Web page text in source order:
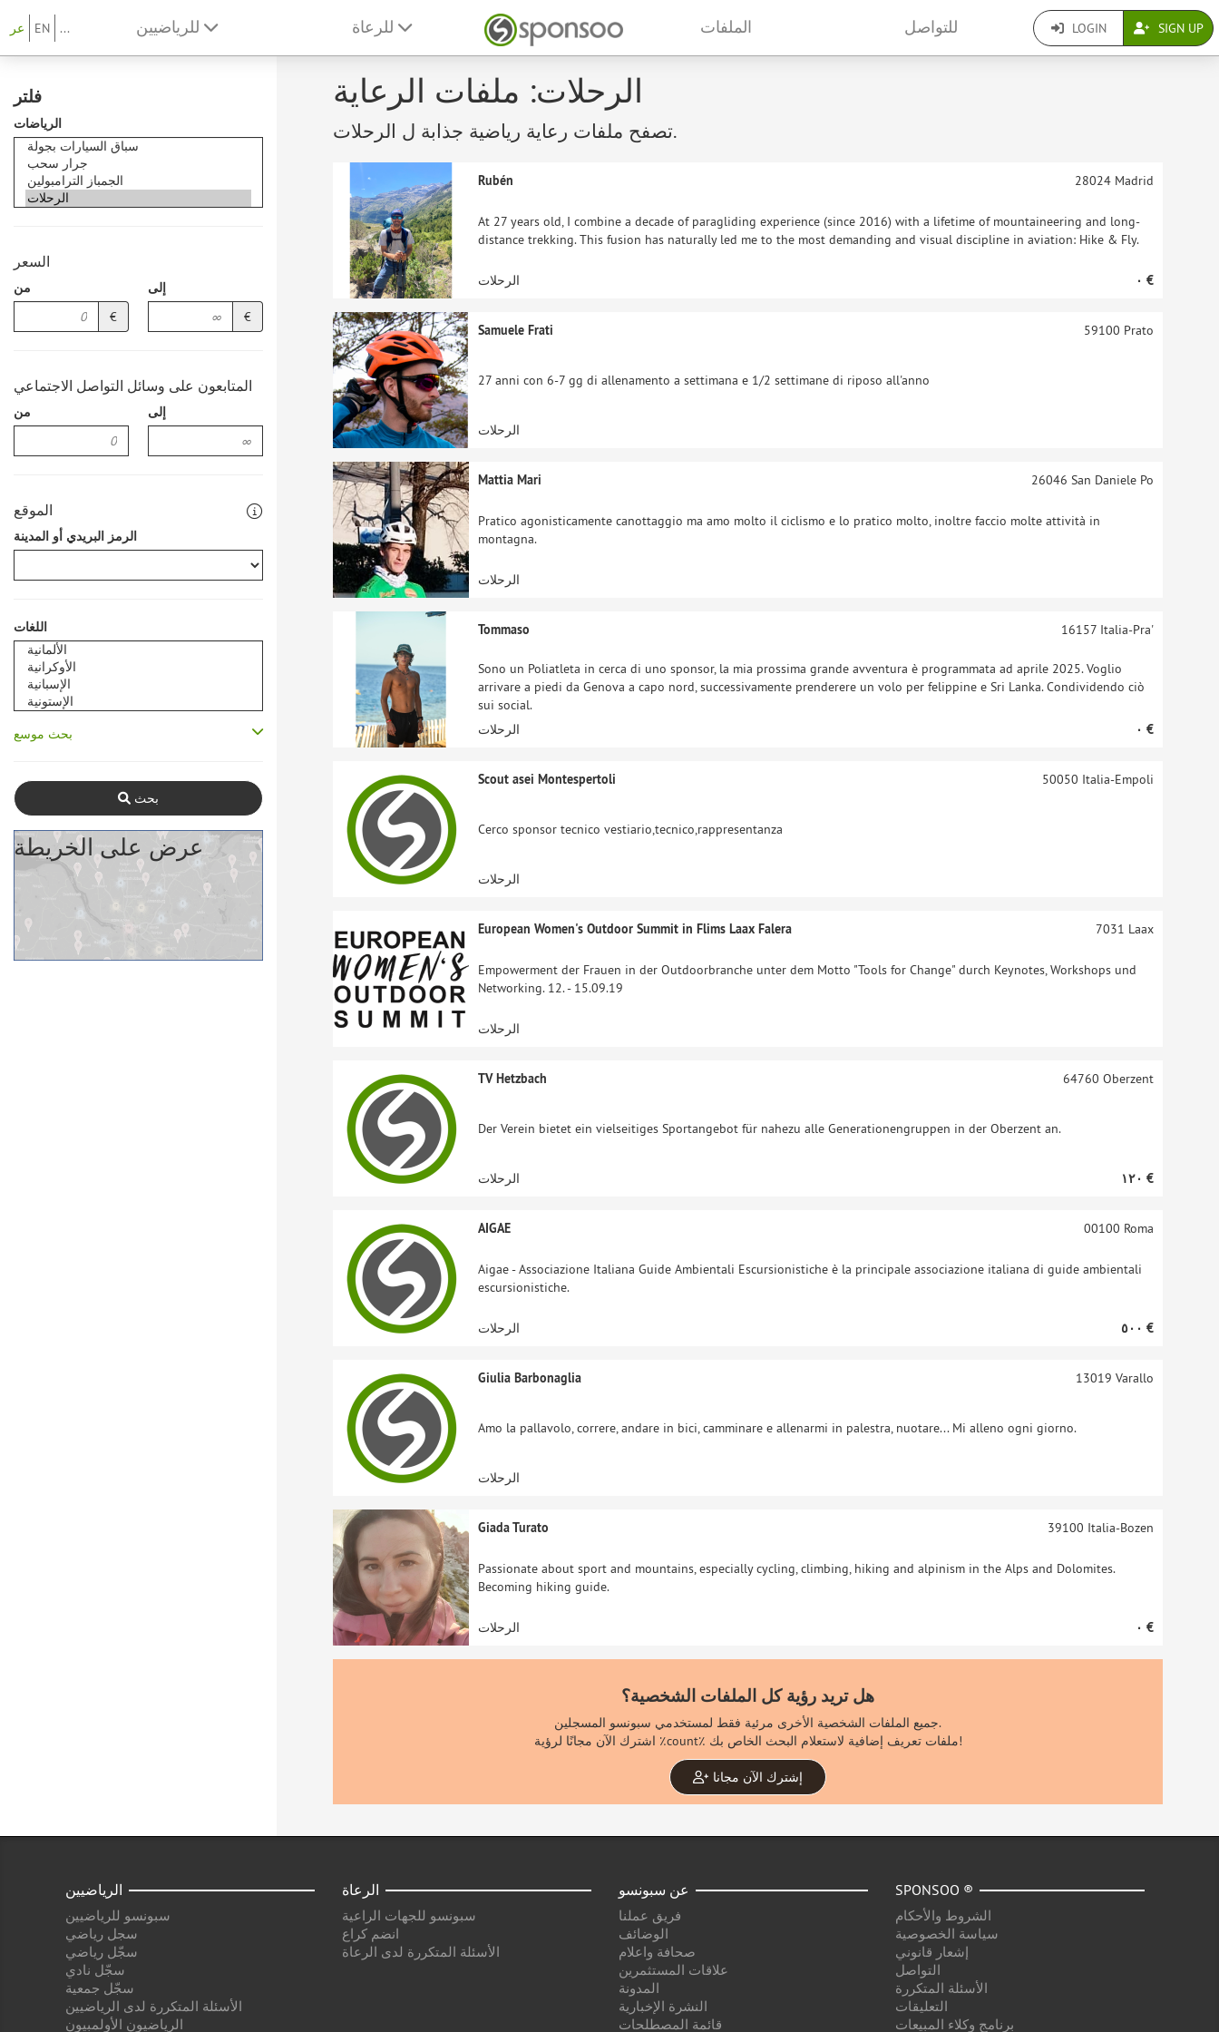
عر EN ... الملفات للتواصل LOGIN SIGN UP
فلتر
الرياضات
السعر
من
€
إلى
€
المتابعون على وسائل التواصل الاجتماعي
من إلى
الموقع
الرمز البريدي أو المدينة
اللغات
بحث موسع
بحث
عرض على الخريطة
الرحلات: ملفات الرعاية
تصفح ملفات رعاية رياضية جذابة ل الرحلات.
Rubén
At 27 years old, I combine a decade of paragliding experience (since 2016) with a lifetime of mountaineering and long-
distance trekking. This fusion has naturally led me to the most demanding and visual discipline in aviation: Hike & Fly.
28024Madrid
الرحلات ‏٠ €
Samuele Frati
27 anni con 6-7 gg di allenamento a settimana e 1/2 settimane di riposo all'anno
59100 Prato
الرحلات
Mattia Mari
Pratico agonisticamente canottaggio ma amo molto il ciclismo e lo pratico molto, inoltre faccio molte attività in
montagna.
26046 San Daniele Po
الرحلات
Tommaso
Sono un Poliatleta in cerca di uno sponsor, la mia prossima grande avventura è programmata ad aprile 2025. Voglio
arrivare a piedi da Genova a capo nord, successivamente prenderere un volo per felippine e Sri Lanka. Condividendo ciò
sui social.
16157Italia-Pra'
الرحلات ‏٠ €
Scout asei Montespertoli
Cerco sponsor tecnico vestiario,tecnico,rappresentanza
50050 Italia-Empoli
الرحلات
European Women's Outdoor Summit in Flims Laax Falera
Empowerment der Frauen in der Outdoorbranche unter dem Motto "Tools for Change" durch Keynotes, Workshops und
Networking. 12. - 15.09.19
7031 Laax
الرحلات
TV Hetzbach
Der Verein bietet ein vielseitiges Sportangebot für nahezu alle Generationengruppen in der Oberzent an.
64760 Oberzent
الرحلات ‏١٢٠ €
AIGAE
Aigae - Associazione Italiana Guide Ambientali Escursionistiche è la principale associazione italiana di guide ambientali
escursionistiche.
00100 Roma
الرحلات ‏٥٠٠ €
Giulia Barbonaglia
Amo la pallavolo, correre, andare in bici, camminare e allenarmi in palestra, nuotare... Mi alleno ogni giorno.
13019 Varallo
الرحلات
Giada Turato
Passionate about sport and mountains, especially cycling, climbing, hiking and alpinism in the Alps and Dolomites.
Becoming hiking guide.
39100 Italia-Bozen
الرحلات ‏٠ €
هل تريد رؤية كل الملفات الشخصية؟
جميع الملفات الشخصية الأخرى مرئية فقط لمستخدمي سبونسو المسجلين.
اشترك الآن مجانًا لرؤية ٪count٪ ملفات تعريف إضافية لاستعلام البحث الخاص بك!
إشترك الآن مجانا
الرياضيين
سبونسو للرياضيين
سجل رياضي
سجّل رياضي
سجّل نادي
سجّل جمعية
الأسئلة المتكررة لدى الرياضيين
الرياضيون الأولمبيون
الرعاة
سبونسو للجهات الراعية
انضم كراع
الأسئلة المتكررة لدى الرعاة
عن سبونسو
فريق عملنا
الوضائف
صحافة واعلام
علاقات المستثمرين
المدونة
النشرة الإخبارية
قائمة المصطلحات
SPONSOO ®
الشروط والأحكام
سياسة الخصوصية
إشعار قانوني
التواصل
الأسئلة المتكررة
التعليقات
برنامج وكلاء المبيعات